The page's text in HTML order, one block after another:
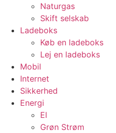
Naturgas
Skift selskab
Ladeboks
Køb en ladeboks
Lej en ladeboks
Mobil
Internet
Sikkerhed
Energi
El
Grøn Strøm